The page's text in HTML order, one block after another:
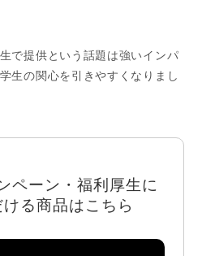
で提供という話題は強いインパ
生の関心を引きやすくなりまし
ペーン・福利厚生に
る商品はこちら